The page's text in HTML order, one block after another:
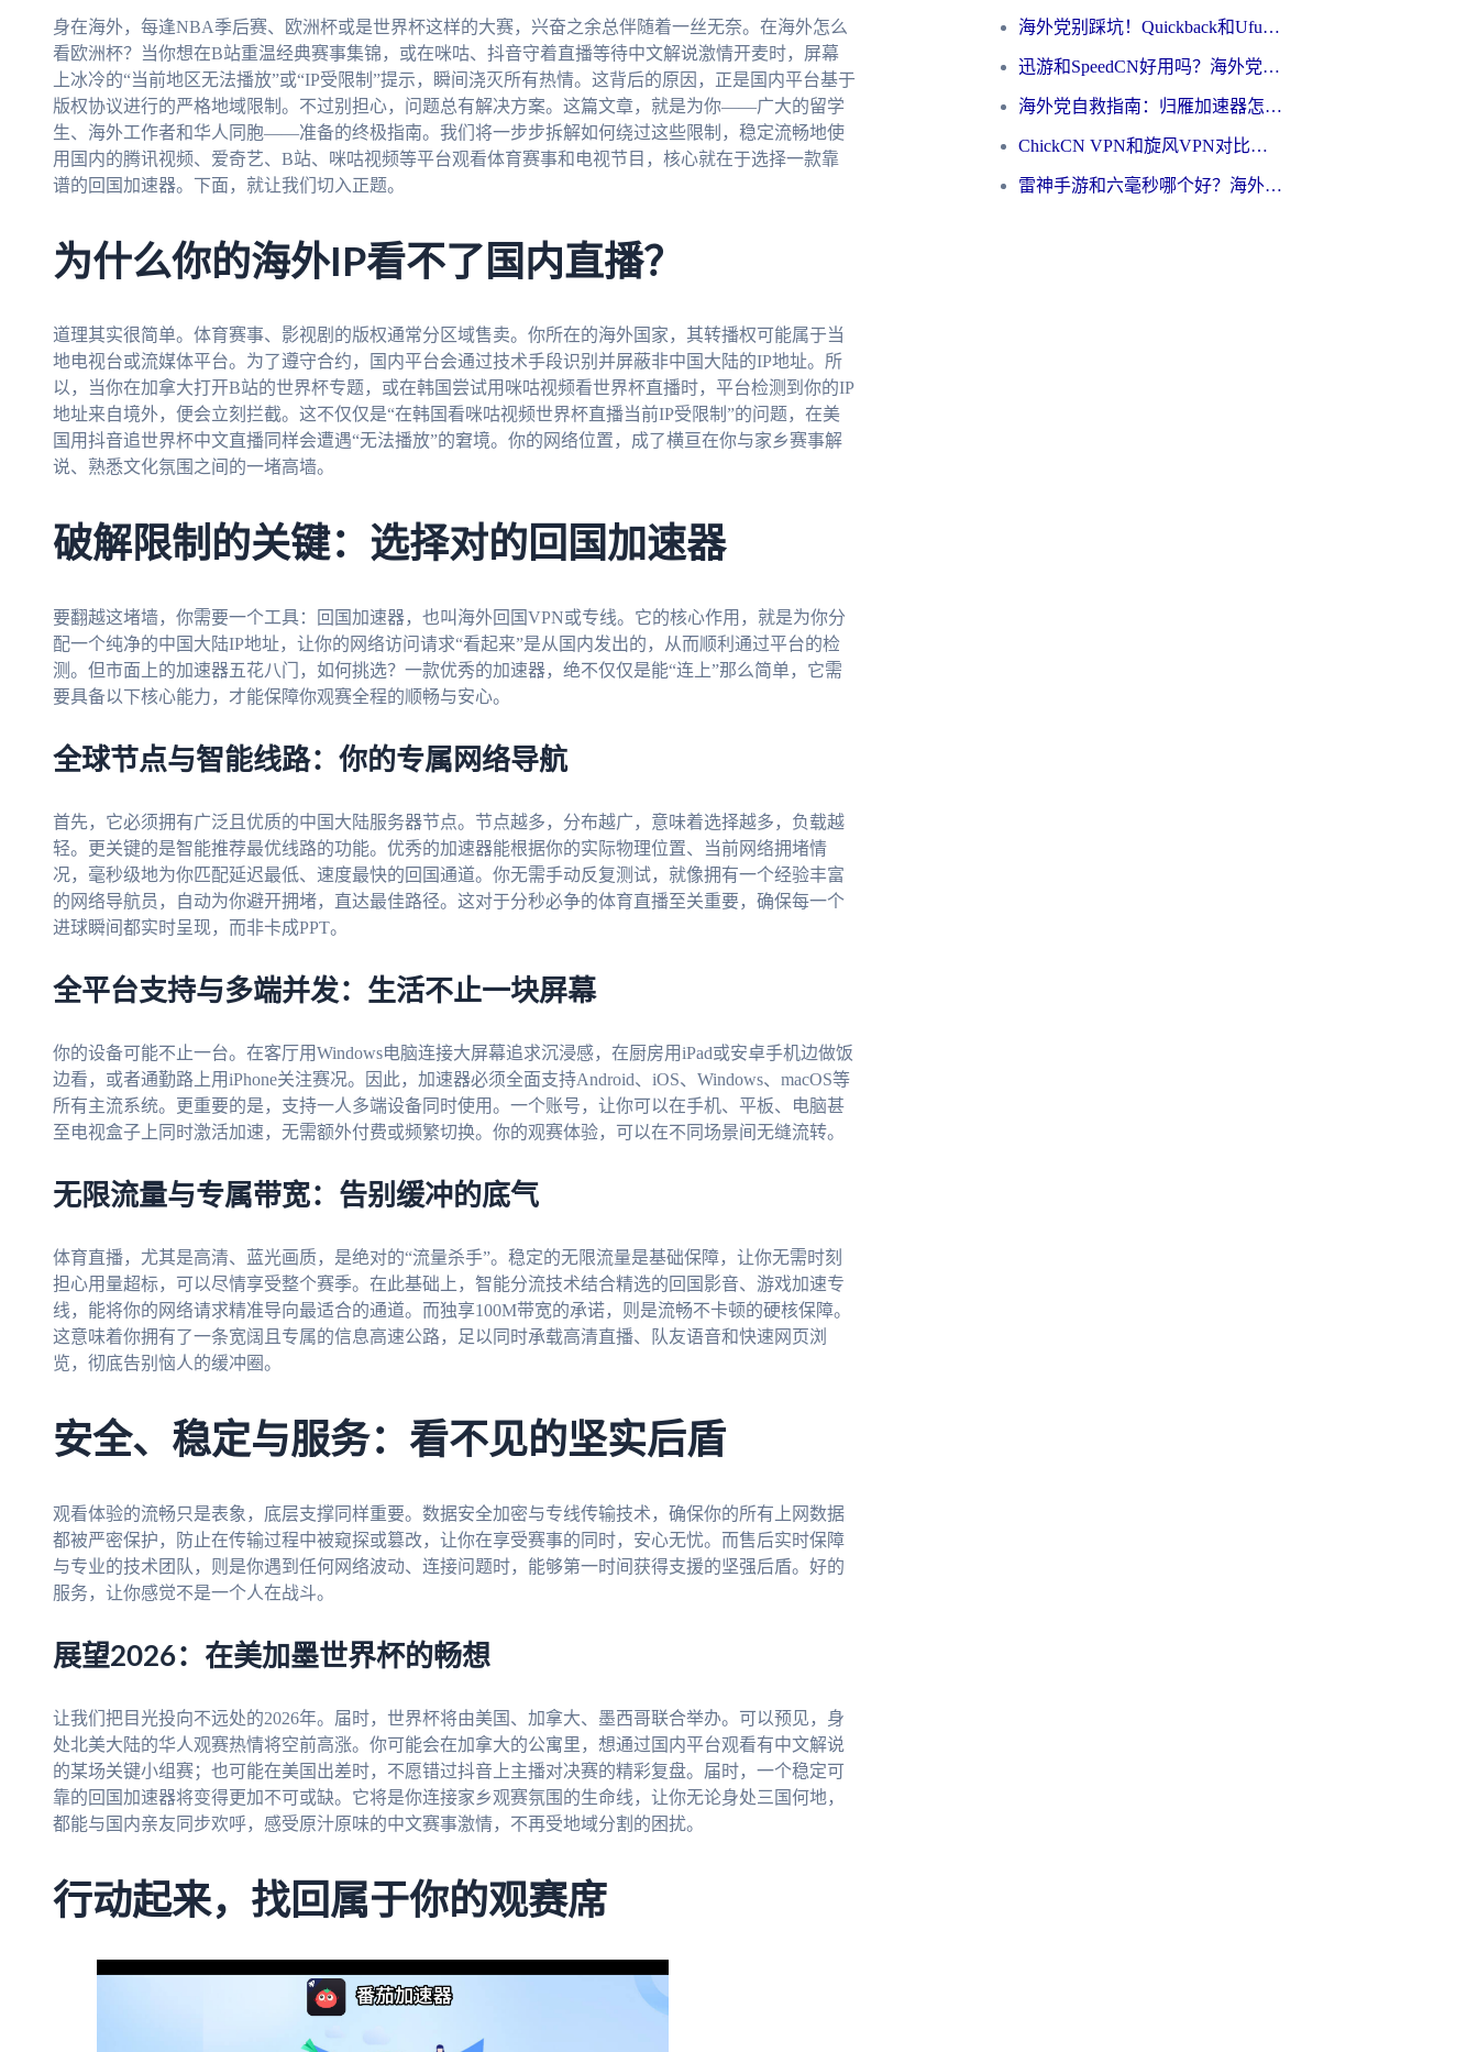
身在海外，每逢NBA季后赛、欧洲杯或是世界杯这样的大赛，兴奋之余总伴随着一丝无奈。在海外怎么
看欧洲杯？当你想在B站重温经典赛事集锦，或在咪咕、抖音守着直播等待中文解说激情开麦时，屏幕
上冰冷的“当前地区无法播放”或“IP受限制”提示，瞬间浇灭所有热情。这背后的原因，正是国内平台基于
版权协议进行的严格地域限制。不过别担心，问题总有解决方案。这篇文章，就是为你——广大的留学
生、海外工作者和华人同胞——准备的终极指南。我们将一步步拆解如何绕过这些限制，稳定流畅地使
用国内的腾讯视频、爱奇艺、B站、咪咕视频等平台观看体育赛事和电视节目，核心就在于选择一款靠
谱的回国加速器。下面，就让我们切入正题。
为什么你的海外IP看不了国内直播？
道理其实很简单。体育赛事、影视剧的版权通常分区域售卖。你所在的海外国家，其转播权可能属于当
地电视台或流媒体平台。为了遵守合约，国内平台会通过技术手段识别并屏蔽非中国大陆的IP地址。所
以，当你在加拿大打开B站的世界杯专题，或在韩国尝试用咪咕视频看世界杯直播时，平台检测到你的IP
地址来自境外，便会立刻拦截。这不仅仅是“在韩国看咪咕视频世界杯直播当前IP受限制”的问题，在美
国用抖音追世界杯中文直播同样会遭遇“无法播放”的窘境。你的网络位置，成了横亘在你与家乡赛事解
说、熟悉文化氛围之间的一堵高墙。
破解限制的关键：选择对的回国加速器
要翻越这堵墙，你需要一个工具：回国加速器，也叫海外回国VPN或专线。它的核心作用，就是为你分
配一个纯净的中国大陆IP地址，让你的网络访问请求“看起来”是从国内发出的，从而顺利通过平台的检
测。但市面上的加速器五花八门，如何挑选？一款优秀的加速器，绝不仅仅是能“连上”那么简单，它需
要具备以下核心能力，才能保障你观赛全程的顺畅与安心。
全球节点与智能线路：你的专属网络导航
首先，它必须拥有广泛且优质的中国大陆服务器节点。节点越多，分布越广，意味着选择越多，负载越
轻。更关键的是智能推荐最优线路的功能。优秀的加速器能根据你的实际物理位置、当前网络拥堵情
况，毫秒级地为你匹配延迟最低、速度最快的回国通道。你无需手动反复测试，就像拥有一个经验丰富
的网络导航员，自动为你避开拥堵，直达最佳路径。这对于分秒必争的体育直播至关重要，确保每一个
进球瞬间都实时呈现，而非卡成PPT。
全平台支持与多端并发：生活不止一块屏幕
你的设备可能不止一台。在客厅用Windows电脑连接大屏幕追求沉浸感，在厨房用iPad或安卓手机边做饭
边看，或者通勤路上用iPhone关注赛况。因此，加速器必须全面支持Android、iOS、Windows、macOS等
所有主流系统。更重要的是，支持一人多端设备同时使用。一个账号，让你可以在手机、平板、电脑甚
至电视盒子上同时激活加速，无需额外付费或频繁切换。你的观赛体验，可以在不同场景间无缝流转。
无限流量与专属带宽：告别缓冲的底气
体育直播，尤其是高清、蓝光画质，是绝对的“流量杀手”。稳定的无限流量是基础保障，让你无需时刻
担心用量超标，可以尽情享受整个赛季。在此基础上，智能分流技术结合精选的回国影音、游戏加速专
线，能将你的网络请求精准导向最适合的通道。而独享100M带宽的承诺，则是流畅不卡顿的硬核保障。
这意味着你拥有了一条宽阔且专属的信息高速公路，足以同时承载高清直播、队友语音和快速网页浏
览，彻底告别恼人的缓冲圈。
安全、稳定与服务：看不见的坚实后盾
观看体验的流畅只是表象，底层支撑同样重要。数据安全加密与专线传输技术，确保你的所有上网数据
都被严密保护，防止在传输过程中被窥探或篡改，让你在享受赛事的同时，安心无忧。而售后实时保障
与专业的技术团队，则是你遇到任何网络波动、连接问题时，能够第一时间获得支援的坚强后盾。好的
服务，让你感觉不是一个人在战斗。
展望2026：在美加墨世界杯的畅想
让我们把目光投向不远处的2026年。届时，世界杯将由美国、加拿大、墨西哥联合举办。可以预见，身
处北美大陆的华人观赛热情将空前高涨。你可能会在加拿大的公寓里，想通过国内平台观看有中文解说
的某场关键小组赛；也可能在美国出差时，不愿错过抖音上主播对决赛的精彩复盘。届时，一个稳定可
靠的回国加速器将变得更加不可或缺。它将是你连接家乡观赛氛围的生命线，让你无论身处三国何地，
都能与国内亲友同步欢呼，感受原汁原味的中文赛事激情，不再受地域分割的困扰。
行动起来，找回属于你的观赛席
海外党别踩坑！Quickback和UfunR好用吗？选对回国加速器才能无缝刷国内资源
迅游和SpeedCN好用吗？海外党如何破解那道看不见的墙
海外党自救指南：归雁加速器怎么样？教你避开坑实现国内资源无缝访问
ChickCN VPN和旋风VPN对比哪个回国效果更好？海外用户的选择困境与出路
雷神手游和六毫秒哪个好？海外党如何真正解锁国内资源